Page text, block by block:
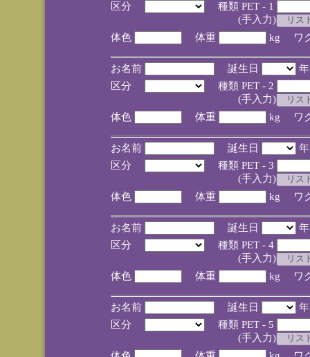
区分
種類 PET - 1
(手入力)
体色
体重 kg ワ
お名前 誕生日
区分
種類 PET - 2
(手入力)
体色
体重 kg ワ
お名前 誕生日
区分
種類 PET - 3
(手入力)
体色
体重 kg ワ
お名前 誕生日
区分
種類 PET - 4
(手入力)
体色
体重 kg ワ
お名前 誕生日
区分
種類 PET - 5
(手入力)